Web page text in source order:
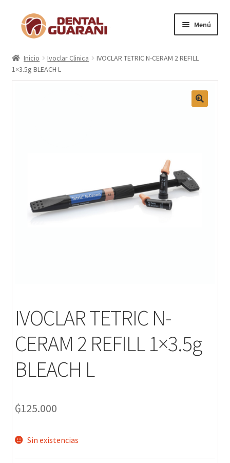
Menú
Inicio
Carrito
Inicio Ivoclar Clinica
IVOCLAR TETRIC N-CERAM 2 REFILL
1×3.5g BLEACH L
IVOCLAR TETRIC N-
CERAM 2 REFILL 1×3.5g
BLEACH L
₲125.000
Sin existencias